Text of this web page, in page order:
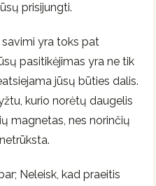
prisijungti.
yra toks pat
pasitikėjimas yra ne tik
jūsų būties dalis.
kurio norėtų daugelis
magnetas, nes norinčių
Neleisk, kad praeitis